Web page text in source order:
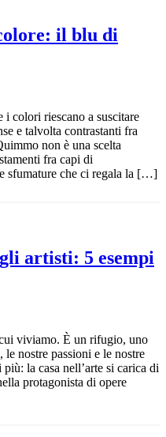
il blu di
i colori riescano a suscitare
e talvolta contrastanti fra
non è una scelta
fra capi di
sfumature che ci regala la […]
artisti: 5 esempi
viviamo. È un rifugio, uno
nostre passioni e le nostre
la casa nell’arte si carica di
protagonista di opere